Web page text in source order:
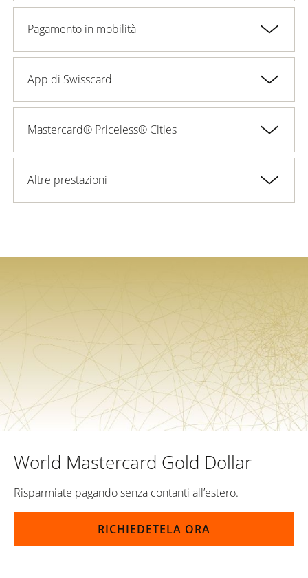
Pagamento in mobilità
App di Swisscard
Mastercard® Priceless® Cities
Altre prestazioni
World Mastercard Gold Dollar
Risparmiate pagando senza contanti all’estero.
RICHIEDETELA ORA